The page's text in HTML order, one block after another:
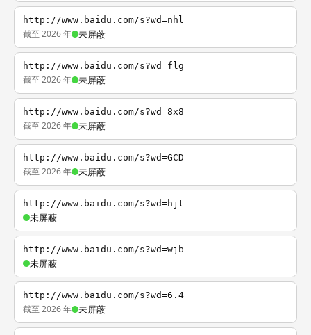
http://www.baidu.com/s?wd=nhl
截至 2026 年 未屏蔽
http://www.baidu.com/s?wd=flg
截至 2026 年 未屏蔽
http://www.baidu.com/s?wd=8x8
截至 2026 年 未屏蔽
http://www.baidu.com/s?wd=GCD
截至 2026 年 未屏蔽
http://www.baidu.com/s?wd=hjt
未屏蔽
http://www.baidu.com/s?wd=wjb
未屏蔽
http://www.baidu.com/s?wd=6.4
截至 2026 年 未屏蔽